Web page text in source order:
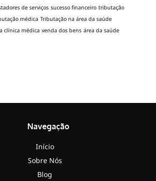
de serviços sucesso financeiro tributação
médica Tributação na área da saúde
clínica médica venda dos bens área da saúde
Navegação
Início
Sobre Nós
Blog